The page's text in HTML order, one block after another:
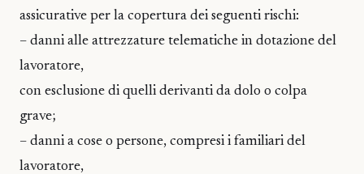
assicurative per la copertura dei seguenti rischi:
– danni alle attrezzature telematiche in dotazione del
lavoratore,
con esclusione di quelli derivanti da dolo o colpa
grave;
– danni a cose o persone, compresi i familiari del
lavoratore,